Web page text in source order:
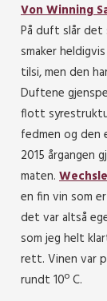
Von Winning
På duft slår
smaker
tilsi, men den
Duftene
flott
fedmen og
2015 årgangen
maten.
en fin vin som
det var altså
som jeg helt
rett. Vinen var
rundt 10º C.